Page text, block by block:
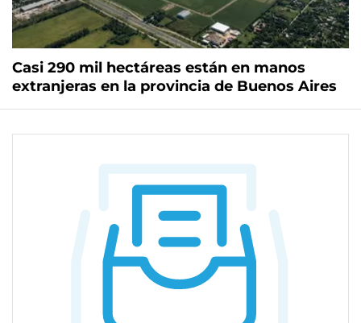
Casi 290 mil hectáreas están en manos
extranjeras en la provincia de Buenos Aires